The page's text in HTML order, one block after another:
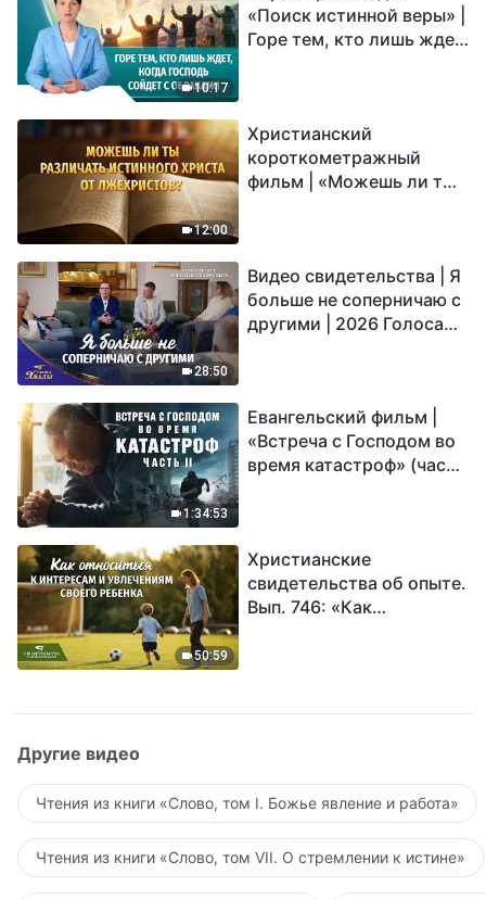
10:17
«Поиск истинной веры» |
Горе тем, кто лишь ждет,
12:00
Христианский
короткометражный
фильм | «Можешь ли ты
28:50
Видео свидетельства | Я
больше не соперничаю с
другими | 2026 Голоса
1:34:53
Евангельский фильм |
«Встреча с Господом во
время катастроф» (часть
спасение?
50:59
Христианские
свидетельства об опыте.
Вып. 746: «Как
Другие видео
Чтения из книги «Слово, том I. Божье явление и работа»
Чтения из книги «Слово, том VII. О стремлении к истине»